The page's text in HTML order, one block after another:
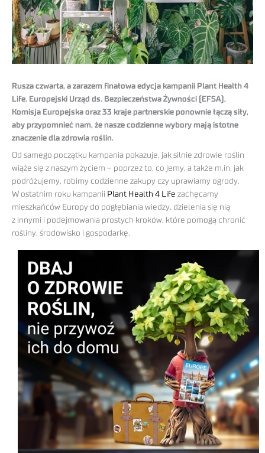
Rusza czwarta, a zarazem finałowa edycja kampanii Plant Health 4
Life. Europejski Urząd ds. Bezpieczeństwa Żywności (EFSA),
Komisja Europejska oraz 33 kraje partnerskie ponownie łączą siły,
aby przypomnieć nam, że nasze codzienne wybory mają istotne
znaczenie dla zdrowia roślin.
Od samego początku kampania pokazuje, jak silnie zdrowie roślin
wiąże się z naszym życiem – poprzez to, co jemy, a także m.in. jak
podróżujemy, robimy codzienne zakupy czy uprawiamy ogrody.
W ostatnim roku kampanii Plant Health 4 Life zachęcamy
mieszkańców Europy do pogłębiania wiedzy, dzielenia się nią
z innymi i podejmowania prostych kroków, które pomogą chronić
rośliny, środowisko i gospodarkę.